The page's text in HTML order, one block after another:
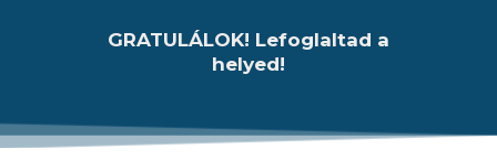
GRATULÁLOK! Lefoglaltad a
helyed!